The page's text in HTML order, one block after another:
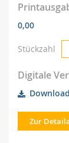
0,00
Stückzahl
Digitale
Zur